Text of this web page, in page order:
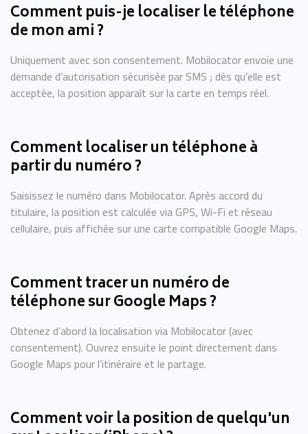
Comment puis-je localiser le téléphone
de mon ami ?
Uniquement avec son consentement. Mobilocator envoie une
demande d’autorisation sécurisée par SMS ; dès qu’elle est
acceptée, la position apparaît sur la carte en temps réel.
Comment localiser un téléphone à
partir du numéro ?
Saisissez le numéro dans Mobilocator. Après accord du
titulaire, la position est calculée via GPS, Wi-Fi et réseau
cellulaire, puis affichée sur une carte compatible Google Maps.
Comment tracer un numéro de
téléphone sur Google Maps ?
Obtenez d’abord la localisation via Mobilocator (avec
consentement). Ouvrez ensuite le point directement dans
Google Maps pour l’itinéraire et le partage.
Comment voir la position de quelqu'un